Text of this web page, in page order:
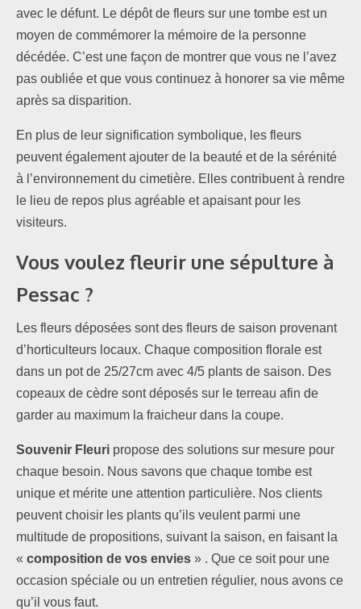
avec le défunt. Le dépôt de fleurs sur une tombe est un
moyen de commémorer la mémoire de la personne
décédée. C’est une façon de montrer que vous ne l’avez
pas oubliée et que vous continuez à honorer sa vie même
après sa disparition.
En plus de leur signification symbolique, les fleurs
peuvent également ajouter de la beauté et de la sérénité
à l’environnement du cimetière. Elles contribuent à rendre
le lieu de repos plus agréable et apaisant pour les
visiteurs.
Vous voulez fleurir une sépulture à
Pessac ?
Les fleurs déposées sont des fleurs de saison provenant
d’horticulteurs locaux. Chaque composition florale est
dans un pot de 25/27cm avec 4/5 plants de saison. Des
copeaux de cèdre sont déposés sur le terreau afin de
garder au maximum la fraicheur dans la coupe.
Souvenir Fleuri propose des solutions sur mesure pour
chaque besoin. Nous savons que chaque tombe est
unique et mérite une attention particulière. Nos clients
peuvent choisir les plants qu’ils veulent parmi une
multitude de propositions, suivant la saison, en faisant la
« composition de vos envies » . Que ce soit pour une
occasion spéciale ou un entretien régulier, nous avons ce
qu’il vous faut.